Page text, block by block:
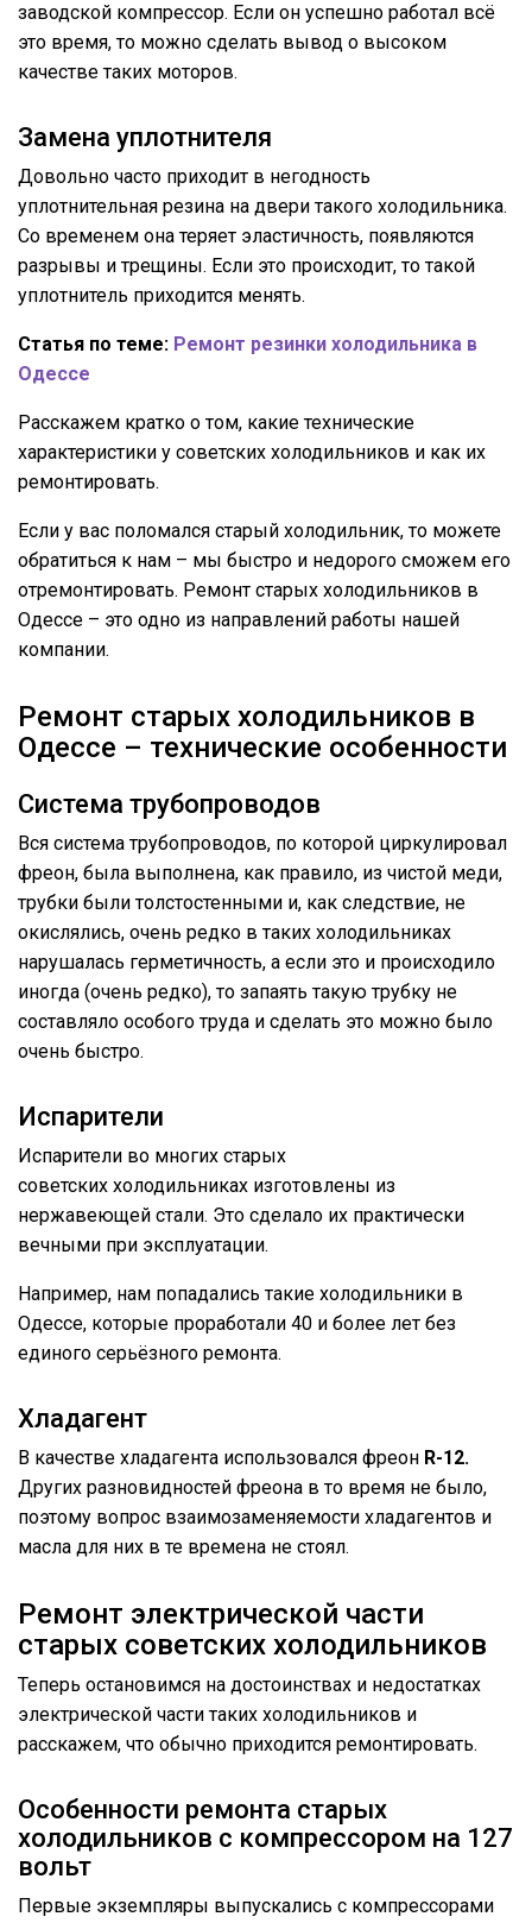
заводской компрессор. Если он успешно работал всё
это время, то можно сделать вывод о высоком
качестве таких моторов.
Замена уплотнителя
Довольно часто приходит в негодность
уплотнительная резина на двери такого холодильника.
Со временем она теряет эластичность, появляются
разрывы и трещины. Если это происходит, то такой
уплотнитель приходится менять.
Статья по теме: Ремонт резинки холодильника в
Одессе
Расскажем кратко о том, какие технические
характеристики у советских холодильников и как их
ремонтировать.
Если у вас поломался старый холодильник, то можете
обратиться к нам – мы быстро и недорого сможем его
отремонтировать. Ремонт старых холодильников в
Одессе – это одно из направлений работы нашей
компании.
Ремонт старых холодильников в
Одессе – технические особенности
Система трубопроводов
Вся система трубопроводов, по которой циркулировал
фреон, была выполнена, как правило, из чистой меди,
трубки были толстостенными и, как следствие, не
окислялись, очень редко в таких холодильниках
нарушалась герметичность, а если это и происходило
иногда (очень редко), то запаять такую трубку не
составляло особого труда и сделать это можно было
очень быстро.
Испарители
Испарители во многих старых
советских холодильниках изготовлены из
нержавеющей стали. Это сделало их практически
вечными при эксплуатации.
Например, нам попадались такие холодильники в
Одессе, которые проработали 40 и более лет без
единого серьёзного ремонта.
Хладагент
В качестве хладагента использовался фреон R-12.
Других разновидностей фреона в то время не было,
поэтому вопрос взаимозаменяемости хладагентов и
масла для них в те времена не стоял.
Ремонт электрической части
старых советских холодильников
Теперь остановимся на достоинствах и недостатках
электрической части таких холодильников и
расскажем, что обычно приходится ремонтировать.
Особенности ремонта старых
холодильников с компрессором на 127
вольт
Первые экземпляры выпускались с компрессорами